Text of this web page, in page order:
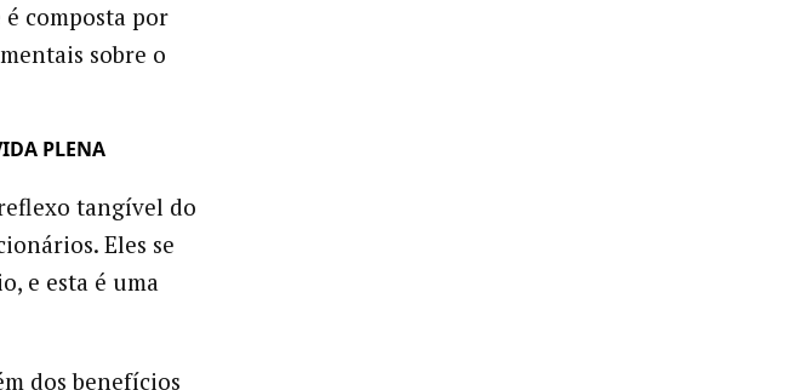
composta por
sobre o
PLENA
tangível do
Eles se
e esta é uma
dos benefícios